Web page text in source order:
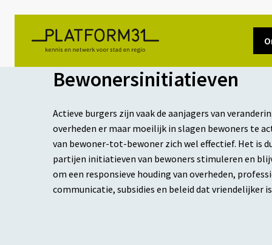
Bewonersinitiatieven
Actieve burgers zijn vaak de aanjagers van
overheden er maar moeilijk in slagen bewoners te
van bewoner-tot-bewoner zich wel effectief. Het is
partijen initiatieven van bewoners stimuleren en
om een responsieve houding van overheden,
communicatie, subsidies en beleid dat vriendelijker